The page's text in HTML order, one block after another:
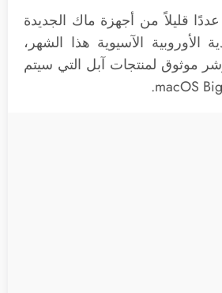
قليلاً من أجهزة ماك الجديدة
الأوروبية الآسيوية هذا الشهر،
موثوق لمنتجات آبل التي سيتم